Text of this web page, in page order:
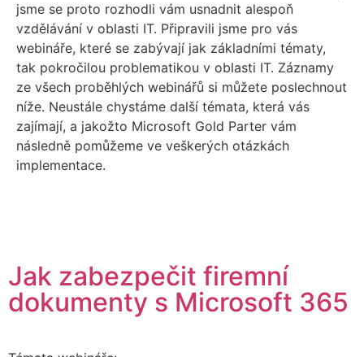
jsme se proto rozhodli vám usnadnit alespoň
vzdělávání v oblasti IT. Připravili jsme pro vás
webináře, které se zabývají jak základními tématy,
tak pokročilou problematikou v oblasti IT. Záznamy
ze všech proběhlých webinářů si můžete poslechnout
níže. Neustále chystáme další témata, která vás
zajímají, a jakožto Microsoft Gold Parter vám
následně pomůžeme ve veškerých otázkách
implementace.
Jak zabezpečit firemní
dokumenty s Microsoft 365